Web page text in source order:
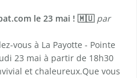
le 23 mai ! 🇲🇺 par
vous à La Payotte - Pointe
23 mai à partir de 18h30
et chaleureux.Que vous